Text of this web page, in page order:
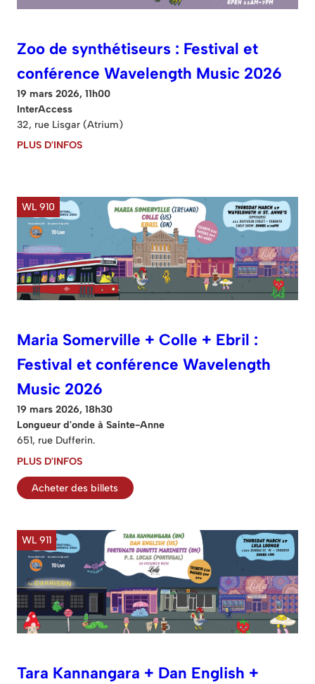
Zoo de synthétiseurs : Festival et
conférence Wavelength Music 2026
19 mars 2026, 11h00
InterAccess
32, rue Lisgar (Atrium)
PLUS D'INFOS
WL 910
Maria Somerville + Colle + Ebril :
Festival et conférence Wavelength
Music 2026
19 mars 2026, 18h30
Longueur d'onde à Sainte-Anne
651, rue Dufferin.
PLUS D'INFOS
Acheter des billets
WL 911
Tara Kannangara + Dan English +